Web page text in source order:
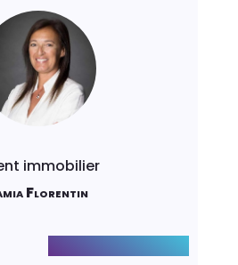
immobilier
Florentin